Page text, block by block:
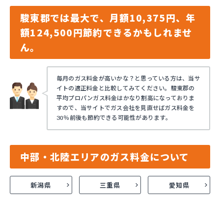
駿東郡では最大で、月額10,375円、年
額124,500円節約できるかもしれませ
ん。
毎月のガス料金が高いかな？と思っている方は、当サ
イトの適正料金と比較してみてください。駿東郡の
平均プロパンガス料金はかなり割高になっておりま
すので、当サイトでガス会社を見直せばガス料金を
30％前後も節約できる可能性があります。
中部・北陸エリアのガス料金について
新潟県 三重県 愛知県